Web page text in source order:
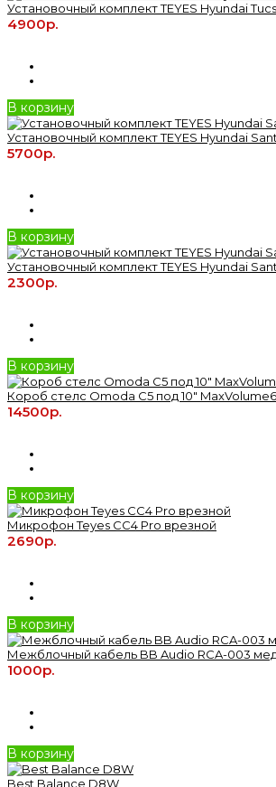
Установочный комплект TEYES Hyundai
4900р.
В корзину
Установочный комплект TEYES Hyundai
5700р.
В корзину
Установочный комплект TEYES Hyundai
2300р.
В корзину
Короб стелс Omoda C5 под 10"
14500р.
В корзину
Микрофон Teyes CC4 Pro врезной
2690р.
В корзину
Межблочный кабель BB Audio RCA-003
1000р.
В корзину
Best Balance D8W